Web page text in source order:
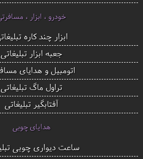
خودرو ، ابزار ،
ابزار چند کاره
جعبه ابزار تبلیغاتی
اتومبیل و هدایای
تراول ماگ تبلیغاتی
آفتابگیر تبلیغاتی
هدایای چوبی
ساعت دیواری چوبی